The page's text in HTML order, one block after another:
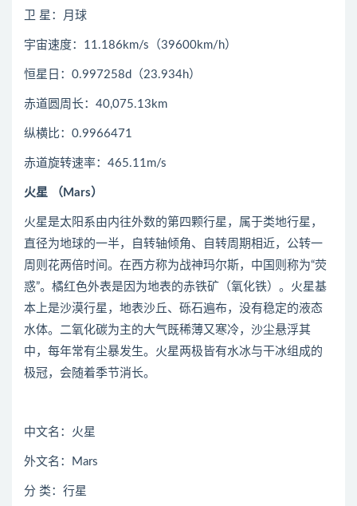
卫 星：月球
宇宙速度：11.186km/s（39600km/h）
恒星日：0.997258d（23.934h）
赤道圆周长：40,075.13km
纵横比：0.9966471
赤道旋转速率：465.11m/s
火星 （Mars）
火星是太阳系由内往外数的第四颗行星，属于类地行星，
直径为地球的一半，自转轴倾角、自转周期相近，公转一
周则花两倍时间。在西方称为战神玛尔斯，中国则称为“荧
惑”。橘红色外表是因为地表的赤铁矿（氧化铁）。火星基
本上是沙漠行星，地表沙丘、砾石遍布，没有稳定的液态
水体。二氧化碳为主的大气既稀薄又寒冷，沙尘悬浮其
中，每年常有尘暴发生。火星两极皆有水冰与干冰组成的
极冠，会随着季节消长。
中文名：火星
外文名：Mars
分 类：行星